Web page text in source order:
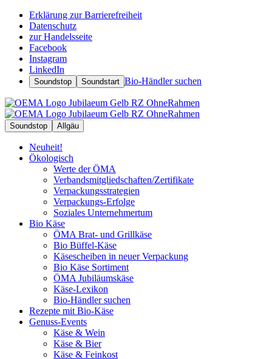
Erklärung zur Barrierefreiheit
Datenschutz
zur Handelsseite
Facebook
Instagram
LinkedIn
Soundstop Soundstart Bio-Händler suchen
Soundstop Allgäu
Neuheit!
Ökologisch
Werte der ÖMA
Verbandsmitgliedschaften/Zertifikate
Verpackungsstrategien
Verpackungs-Erfolge
Soziales Unternehmertum
Bio Käse
ÖMA Brat- und Grillkäse
Bio Büffel-Käse
Käsescheiben in neuer Verpackung
Bio Käse Sortiment
ÖMA Jubiläumskäse
Käse-Lexikon
Bio-Händler suchen
Rezepte mit Bio-Käse
Genuss-Events
Käse & Wein
Käse & Bier
Käse & Feinkost